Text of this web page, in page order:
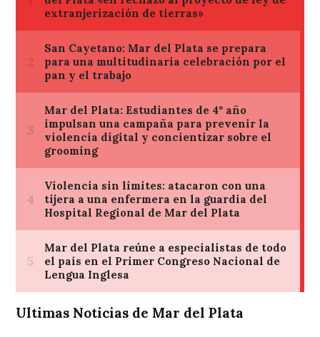
Ultimas Noticias de Mar del Plata